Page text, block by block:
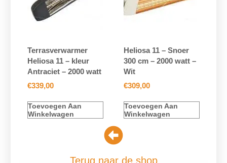
Terrasverwarmer
Heliosa 11 – kleur
Antraciet – 2000 watt
€339,00
Toevoegen Aan
Winkelwagen
Heliosa 11 – Snoer
300 cm – 2000 watt –
Wit
€309,00
Toevoegen Aan
Winkelwagen
Terug naar de shop